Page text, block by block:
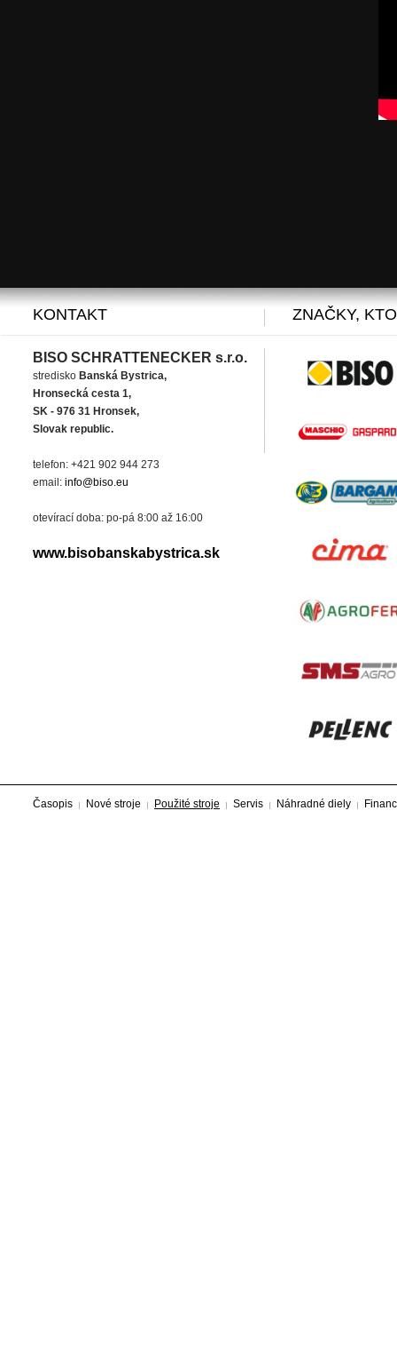
KONTAKT
BISO SCHRATTENECKER s.r.o.
stredisko Banská Bystrica,
Hronsecká cesta 1,
SK - 976 31 Hronsek,
Slovak republic.
telefon: +421 902 944 273
email: info@biso.eu
otevírací doba: po-pá 8:00 až 16:00
www.bisobanskabystrica.sk
ZNAČKY,
Časopis Nové stroje Použité stroje Servis Náhradné diely